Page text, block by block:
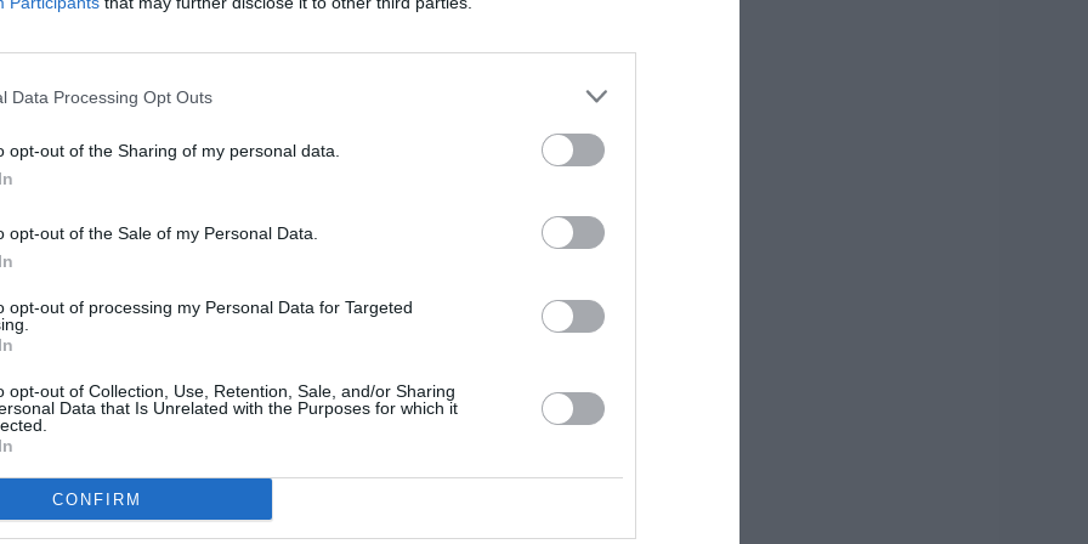
Data Processing Opt Outs
opt-out of the Sharing of my personal data.
opt-out of the Sale of my Personal Data.
opt-out of processing my Personal Data for Targeted
opt-out of Collection, Use, Retention, Sale, and/or Sharing
Data that Is Unrelated with the Purposes for which it
CONFIRM
κάτι για τους μόνιμους κατοίκους, αλλά από
και ΘΑ παρθεί απόφαση. «Και μέχρι τότε, τι πρέπει να
προμηθευτείτε μία κάρτα, με 50 ευρώ τον μήνα, για
και πληρωμή για να παρκάρω νόμιμα (αν βρω θέση).
«υπεύθυνοι» αλληλοσυγχαίρονται και
απορημένοι. Σε άλλη πόλη ζούμε;
ιατρεία, γραφεία, Airbnb.
κάτοικος του κέντρου της Καλαμάτας